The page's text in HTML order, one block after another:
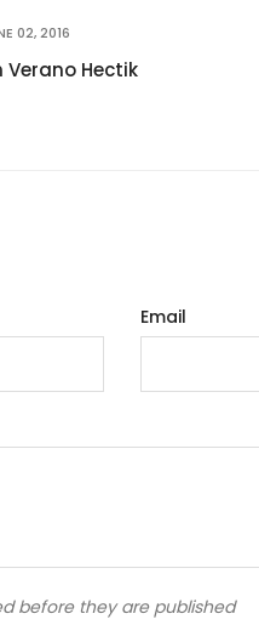
02, 2016
Verano Hectik
Email
before they are published